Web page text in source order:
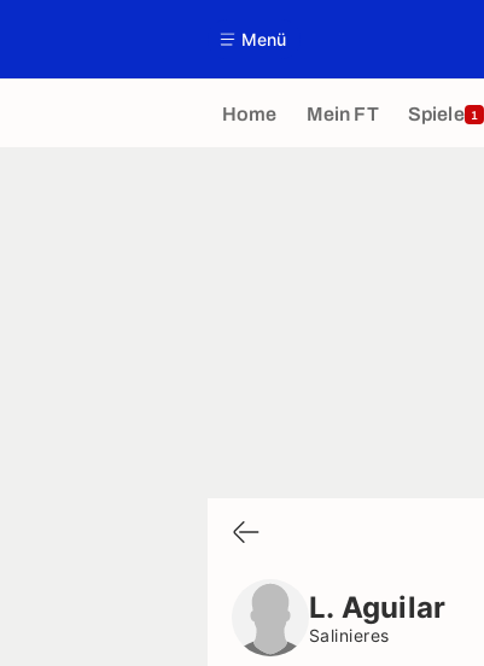
Menü
Home Mein FT Spiele 1
L. Aguilar
Salinieres